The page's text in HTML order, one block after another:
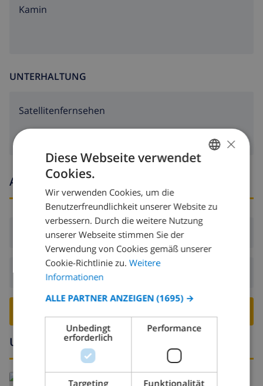
Kamin
UNTERHALTUNG
Satellitenfernsehen
Ankunfts- und abfahrtszeiten
Ankunft:Ab 16:00 vor 19:00
Abreise:
Umgebung
Lesen Sie mehr über:
DUTCH
SPANISH
GERMAN
ITALIAN
DANISH
×
Diese Webseite verwendet
Cookies.
Wir verwenden Cookies, um die
Benutzerfreundlichkeit unserer Website zu
verbessern. Durch die weitere Nutzung
unserer Webseite stimmen Sie der
Verwendung von Cookies gemäß unserer
Cookie-Richtlinie zu. Weitere
Informationen
ALLE PARTNER ANZEIGEN (1695) →
Unbedingt
erforderlich
Performance
Targeting Funktionalität